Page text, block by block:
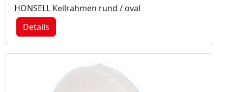
HONSELL Keilrahmen rund / oval
Details